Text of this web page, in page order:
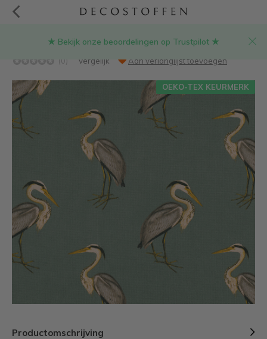
★ Bekijk onze beoordelingen op Trustpilot ★
Reigers groen half panama stof
(0) Vergelijk Aan verlanglijst toevoegen
OEKO-TEX KEURMERK
Productomschrijving